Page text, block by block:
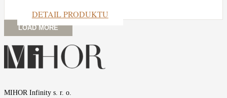
DETAIL PRODUKTU
LOAD MORE
MIHOR Infinity s. r. o.